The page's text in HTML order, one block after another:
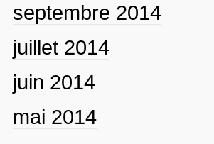
septembre 2014
juillet 2014
juin 2014
mai 2014